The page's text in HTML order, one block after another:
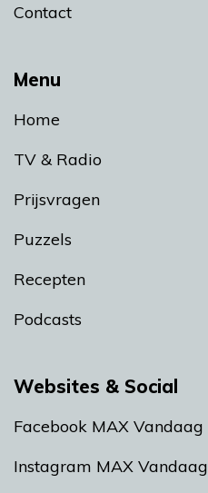
Menu
Home
TV & Radio
Prijsvragen
Puzzels
Recepten
Podcasts
Contact
Websites & Social
Facebook MAX Vandaag
Instagram MAX Vandaag